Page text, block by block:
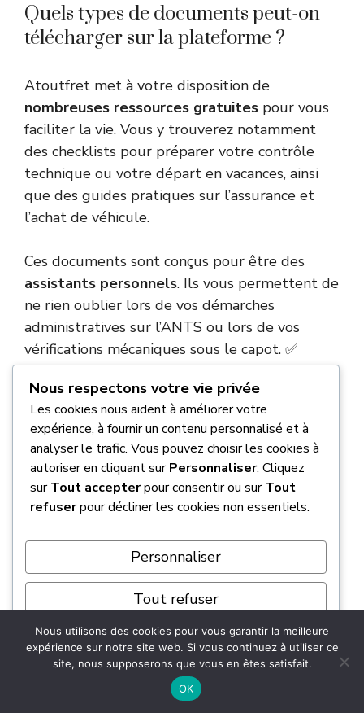
Quels types de documents peut-on
télécharger sur la plateforme ?
Atoutfret met à votre disposition de
nombreuses ressources gratuites pour vous
faciliter la vie. Vous y trouverez notamment
des checklists pour préparer votre contrôle
technique ou votre départ en vacances, ainsi
que des guides pratiques sur l’assurance et
l’achat de véhicule.
Ces documents sont conçus pour être des
assistants personnels. Ils vous permettent de
ne rien oublier lors de vos démarches
administratives sur l’ANTS ou lors de vos
vérifications mécaniques sous le capot. ✅
Comment utiliser le blog pour
résoudre un problème mécanique
précis ?
La plateforme est organisée de manière
thématique pour que vous trouviez une
bruit suspect, vous pouvez utiliser la barre de
recherche interne ou naviguer par symptômes
pour identifier la cause probable de la panne.
Par exemple, si vous possédez un modèle
spécifique, vous pouvez consulter des articles
dédiés comme celui sur le
Nous respectons votre vie privée
Les cookies nous aident à améliorer votre
expérience, à fournir un contenu personnalisé et à
analyser le trafic. Vous pouvez choisir les cookies à
autoriser en cliquant surPersonnaliser. Cliquez
surTout accepterpour consentir ou surTout
refuserpour décliner les cookies non essentiels.
Personnaliser
Tout refuser
Tout accepter
Nous utilisons des cookies pour vous garantir la meilleure
expérience sur notre site web. Si vous continuez à utiliser ce
site, nous supposerons que vous en êtes satisfait.
OK